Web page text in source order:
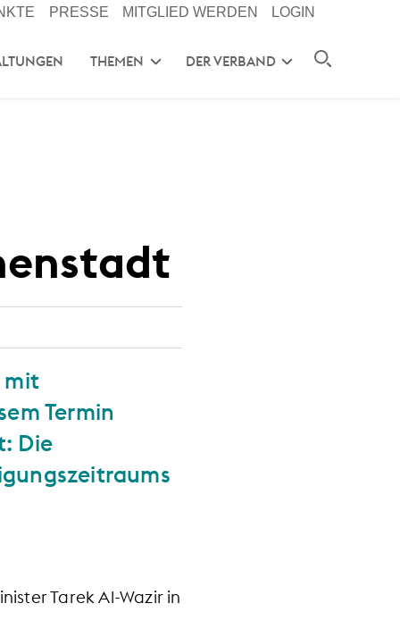
PRESSE MITGLIED WERDEN LOGIN
THEMEN DER VERBAND
mit
Termin
Die
Tarek Al-Wazir in